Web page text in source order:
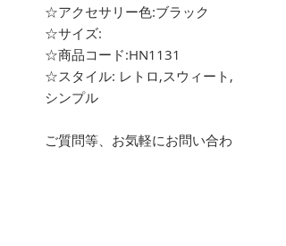
☆アクセサリー色:ブラック
☆サイズ:
☆商品コード:HN1131
☆スタイル: レトロ,スウィート,
シンプル
ご質問等、お気軽にお問い合わ